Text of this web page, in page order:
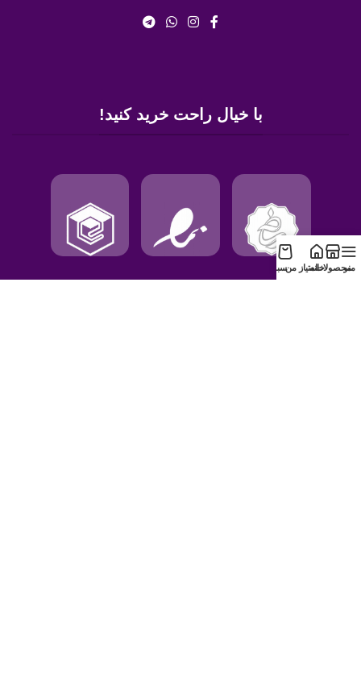
با خیال راحت خرید کنید!
منو
محصولات
خانهامتیاز منسبد